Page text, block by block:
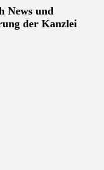
News und
der Kanzlei